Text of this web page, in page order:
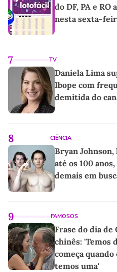
do DF, PA e RO
nesta sexta-
7 TV
Daniela Lima
Ibope com
demitida do
8 CIÊNCIA
Bryan
até os 100
demais em
9 FAMOSOS
Frase do dia
chinês: 'Temos
começa
temos uma'